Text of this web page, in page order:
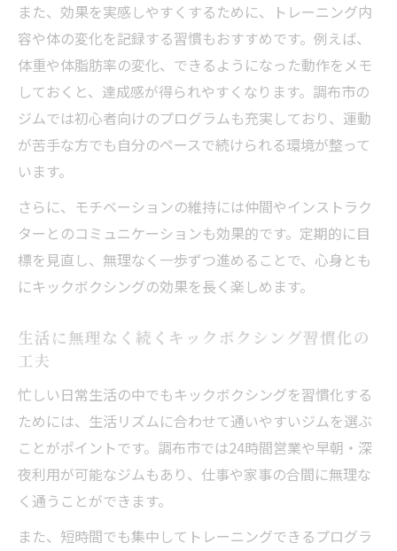
の声
仕事終わりでも通いやすいキックボクシン
グの利便性
女性に人気の暗闇キックボクシング体験談
暗闇キックボクシングで女性が実感した効
調布で話題の暗闇キックボクシング体験談
まとめ
女性向け暗闇キックボクシングの楽しさと
継続法
ト効果
想を紹介
週に何回でダイエット効果が期待できるか
キックボクシング週何回でダイエット効果
を実感
無理のない頻度で続けるキックボクシング
のコツ
また、効果を実感しやすくするために、トレーニング内
容や体の変化を記録する習慣もおすすめです。例えば、
体重や体脂肪率の変化、できるようになった動作をメモ
しておくと、達成感が得られやすくなります。調布市の
ジムでは初心者向けのプログラムも充実しており、運動
が苦手な方でも自分のペースで続けられる環境が整って
います。
さらに、モチベーションの維持には仲間やインストラク
ターとのコミュニケーションも効果的です。定期的に目
標を見直し、無理なく一歩ずつ進めることで、心身とも
にキックボクシングの効果を長く楽しめます。
生活に無理なく続くキックボクシング習慣化の
工夫
忙しい日常生活の中でもキックボクシングを習慣化する
ためには、生活リズムに合わせて通いやすいジムを選ぶ
ことがポイントです。調布市では24時間営業や早朝・深
夜利用が可能なジムもあり、仕事や家事の合間に無理な
く通うことができます。
また、短時間でも集中してトレーニングできるプログラ